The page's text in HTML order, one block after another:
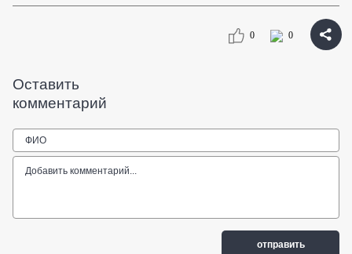
0 0
Оставить
комментарий